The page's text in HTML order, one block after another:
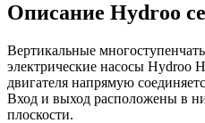
Описание Hydroo
Вертикальные
электрические насосы Hydroo
двигателя напрямую
Вход и выход расположены в
плоскости.